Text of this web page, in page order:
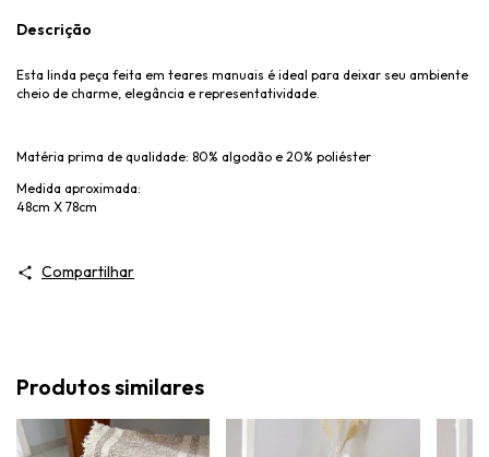
Descrição
Esta linda peça feita em teares manuais é ideal para deixar seu ambiente
cheio de charme, elegância e representatividade.
Matéria prima de qualidade: 80% algodão e 20% poliéster
Medida aproximada:
48cm X 78cm
Compartilhar
Produtos similares